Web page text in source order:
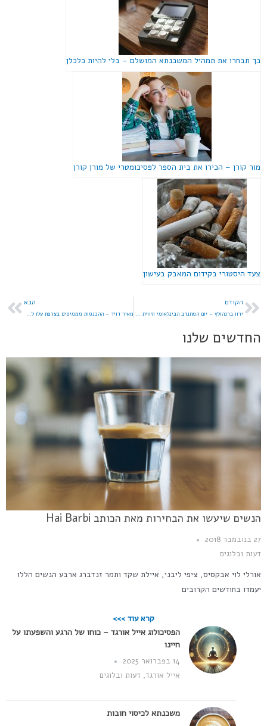
כך תבחרו את תמהיל המשכנתא המושלם – בלי להיות כלכלן
מור קורן – הכירו את בית הספר לפסיכומטרי של מורן קורן
צעד היסטורי בקידום המאבק בעישון
הקודם
ירון ברנהולץ – יום המתנדב הבינלאומי וזווית על ההתנדבות בישראל
הבא
מאיר דויד – ההכנסות מממיסים בצרפת עלו ל-46.2% מהתמ"ג
החדשים שלנו
הנשים שיעשו את הבחירות מאת הכותב Hai Barbi
27 בנובמבר 2018
דעות ובלוגים
אורלי לוי אבקסיס, ציפי ליבני, איילת שקד ותמר זנדברג ארבע הנשים הללו
יעמדו בחודשים הקרובים
קרא עוד >>>
הפסיכולוג אייל אורגד – כוחו של הרגע והשפעתו על
חיינו
14 בפברואר 2025
אייל אורגד, דעות ובלוגים
משכנתא לכיסוי חובות